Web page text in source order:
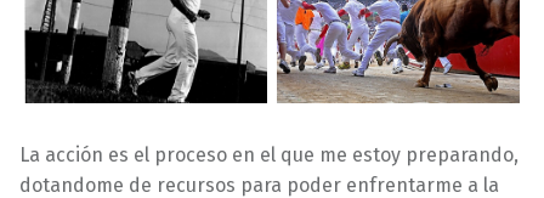
La acción es el proceso en el que me estoy preparando,
dotandome de recursos para poder enfrentarme a la